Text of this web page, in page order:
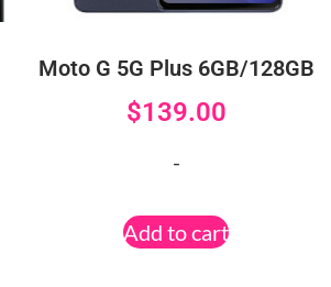
Moto G 5G Plus 6GB/128GB
$139.00
-
Add to cart